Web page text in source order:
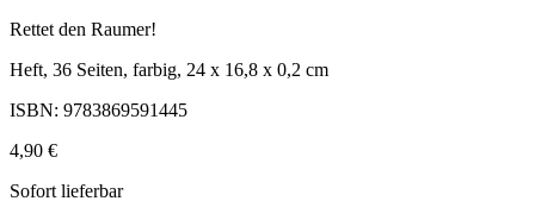
Rettet den Raumer!
Heft, 36 Seiten, farbig, 24 x 16,8 x 0,2 cm
ISBN: 9783869591445
4,90 €
Sofort lieferbar